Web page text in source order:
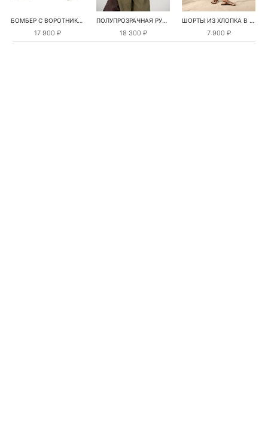
БОМБЕР С ВОРОТНИКОМ-СТОЙКОЙ
17 900 ₽
ПОЛУПРОЗРАЧНАЯ РУБАШКА С РОМАШКАМИ
18 300 ₽
ШОРТЫ ИЗ ХЛОПКА В КЛЕТКУ
7 900 ₽